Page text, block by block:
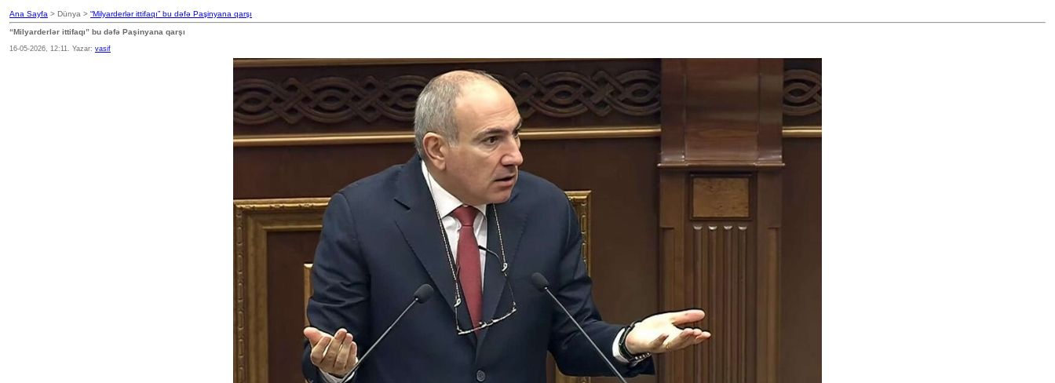
Ana Sayfa > Dünya > “Milyarderlər ittifaqı” bu dəfə Paşinyana qarşı
“Milyarderlər ittifaqı” bu dəfə Paşinyana qarşı
16-05-2026, 12:11. Yazar: vasif